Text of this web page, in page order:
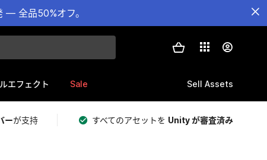
— 全品50%オフ。
エフェクト Sale Sell Assets
ーが支持 すべてのアセットを Unity が審査済み